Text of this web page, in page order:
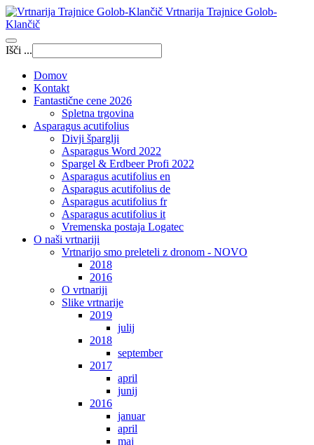
Vrtnarija Trajnice Golob-
Klančič
Išči ...
Domov
Kontakt
Fantastične cene 2026
Spletna trgovina
Asparagus acutifolius
Divji šparglji
Asparagus Word 2022
Spargel & Erdbeer Profi 2022
Asparagus acutifolius en
Asparagus acutifolius de
Asparagus acutifolius fr
Asparagus acutifolius it
Vremenska postaja Logatec
O naši vrtnariji
Vrtnarijo smo preleteli z dronom - NOVO
2018
2016
O vrtnariji
Slike vrtnarije
2019
julij
2018
september
2017
april
junij
2016
januar
april
maj